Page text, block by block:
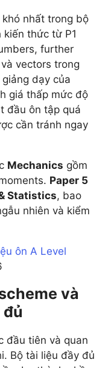
nhất trong bộ
thức từ P1
further
vectors trong
dạy của
giá thấp mức độ
đầu ôn tập quá
cần tránh ngay
Mechanics gồm
Paper 5
Statistics, bao
nhiên và kiểm
ôn A Level
và
đầu tiên và quan
Bộ tài liệu đầy đủ